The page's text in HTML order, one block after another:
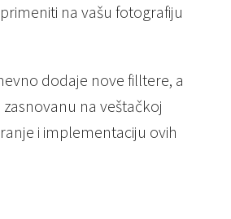
na vašu fotografiju
dodaje nove filltere, a
na veštačkoj
i implementaciju ovih